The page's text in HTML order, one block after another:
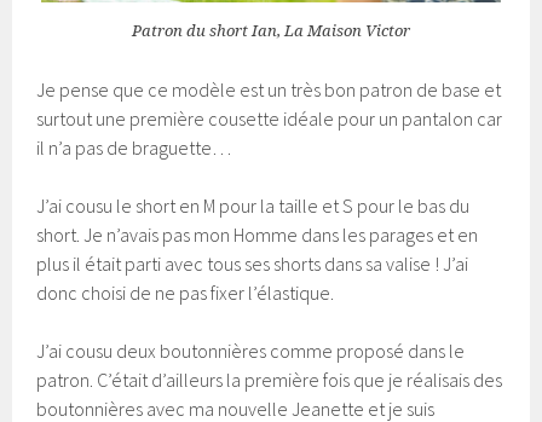
Patron du short Ian, La Maison Victor
Je pense que ce modèle est un très bon patron de base et
surtout une première cousette idéale pour un pantalon car
il n’a pas de braguette…
J’ai cousu le short en M pour la taille et S pour le bas du
short. Je n’avais pas mon Homme dans les parages et en
plus il était parti avec tous ses shorts dans sa valise ! J’ai
donc choisi de ne pas fixer l’élastique.
J’ai cousu deux boutonnières comme proposé dans le
patron. C’était d’ailleurs la première fois que je réalisais des
boutonnières avec ma nouvelle Jeanette et je suis